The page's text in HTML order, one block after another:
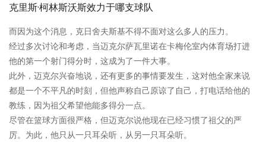
克里斯·柯林斯沃斯效力于哪支球队
而因为这个消息，克日舍夫斯基不得不面对这么多人的压力。
经过多次讨论和考虑，当迈克尔萨瓦里诺在卡梅伦室内体育场打进
他的第一个射门得分时，这成为了一件大事。
此外，迈克尔兴奋地说，还有更多的事情要发生，这对他全家来说
都是一个不平凡的时刻，但他声称自己原谅了自己，打电话给他的
教练，因为祖父希望他能多得分一点。
尽管在篮球方面很严格，但迈克尔说他现在已经习惯了祖父的严
厉。为此，他只从一只耳朵听，从另一只耳朵听。